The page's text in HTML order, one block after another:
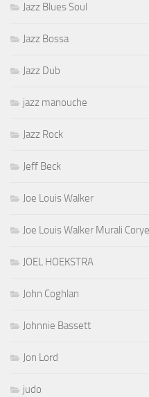
Jazz Blues Soul
Jazz Bossa
Jazz Dub
jazz manouche
Jazz Rock
Jeff Beck
Joe Louis Walker
Joe Louis Walker Murali
JOEL HOEKSTRA
John Coghlan
Johnnie Bassett
Jon Lord
judo